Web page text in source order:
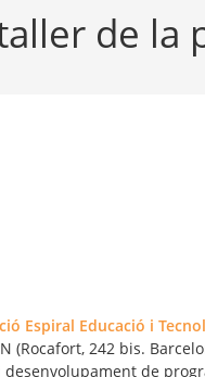
de la
Espiral Educació i
(Rocafort, 242 bis.
de